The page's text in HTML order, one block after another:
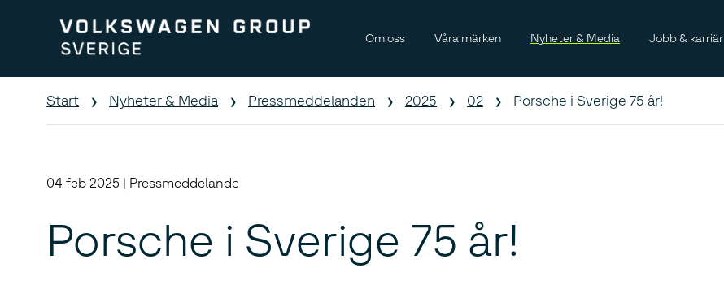
Om oss Våra märken Nyheter & Media Jobb & karriär
Start Nyheter & Media Pressmeddelanden 2025 02 Porsche i Sverige 75 år!
04 feb 2025 | Pressmeddelande
Porsche i Sverige 75 år!